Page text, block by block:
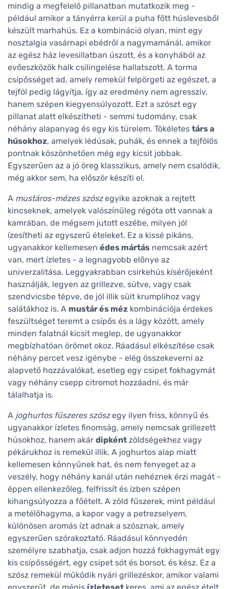
mindig a megfelelő pillanatban mutatkozik meg -
például amikor a tányérra kerül a puha főtt húslevesből
készült marhahús. Ez a kombináció olyan, mint egy
nosztalgia vasárnapi ebédről a nagymamánál, amikor
az egész ház levesillatban úszott, és a konyhából az
evőeszközök halk csilingelése hallatszott. A torma
csípősséget ad, amely remekül felpörgeti az egészet, a
tejföl pedig lágyítja, így az eredmény nem agresszív,
hanem szépen kiegyensúlyozott. Ezt a szószt egy
pillanat alatt elkészítheti - semmi tudomány, csak
néhány alapanyag és egy kis türelem. Tökéletes társ a
húsokhoz, amelyek lédúsak, puhák, és ennek a tejfölös
pontnak köszönhetően még egy kicsit jobbak.
Egyszerűen az a jó öreg klasszikus, amely nem csalódik,
még akkor sem, ha először készíti el.
A mustáros-mézes szószegyike azoknak a rejtett
kincseknek, amelyek valószínűleg régóta ott vannak a
kamrában, de mégsem jutott eszébe, milyen jól
ízesítheti az egyszerű ételeket. Ez a kissé pikáns,
ugyanakkor kellemesen édes mártás nemcsak azért
van, mert ízletes - a legnagyobb előnye az
univerzalitása. Leggyakrabban csirkehús kísérőjeként
használják, legyen az grillezve, sütve, vagy csak
szendvicsbe tépve, de jól illik sült krumplihoz vagy
salátákhoz is. A mustár és méz kombinációja érdekes
feszültséget teremt a csípős és a lágy között, amely
minden falatnál kicsit meglep, de ugyanakkor
megbízhatóan örömet okoz. Ráadásul elkészítése csak
néhány percet vesz igénybe - elég összekeverni az
alapvető hozzávalókat, esetleg egy csipet fokhagymát
vagy néhány csepp citromot hozzáadni, és már
tálalhatja is.
A joghurtos fűszeres szószegy ilyen friss, könnyű és
ugyanakkor ízletes finomság, amely nemcsak grillezett
húsokhoz, hanem akár dipként zöldségekhez vagy
pékárukhoz is remekül illik. A joghurtos alap miatt
kellemesen könnyűnek hat, és nem fenyeget az a
veszély, hogy néhány kanál után nehéznek érzi magát -
éppen ellenkezőleg, felfrissít és ízben szépen
kihangsúlyozza a főételt. A zöld fűszerek, mint például
a metélőhagyma, a kapor vagy a petrezselyem,
különösen aromás ízt adnak a szósznak, amely
egyszerűen szórakoztató. Ráadásul könnyedén
személyre szabhatja, csak adjon hozzá fokhagymát egy
kis csípősségért, egy csipet sót és borsot, és kész. Ez a
szósz remekül működik nyári grillezéskor, amikor valami